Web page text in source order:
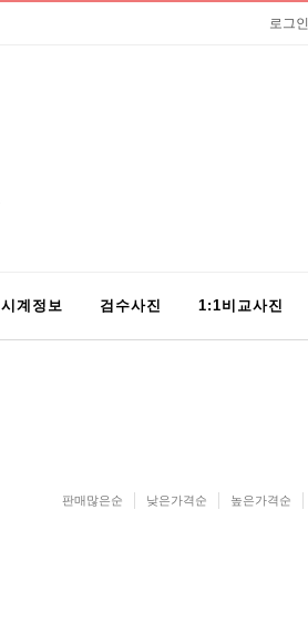
로그인
시계정보 검수사진 1:1비교사진
판매많은순 낮은가격순 높은가격순